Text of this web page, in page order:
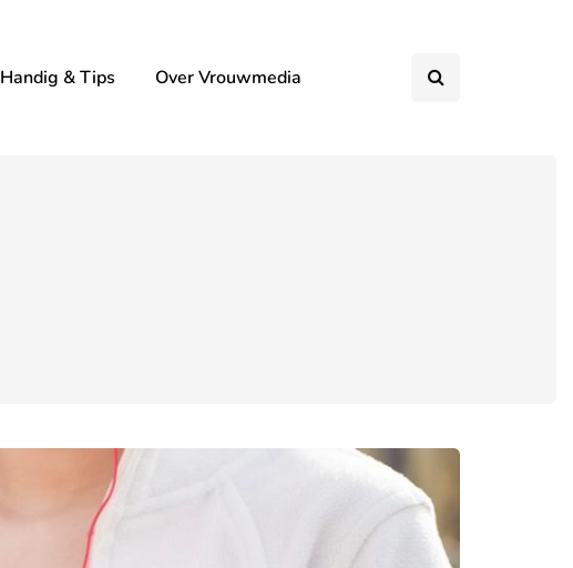
Handig & Tips Over Vrouwmedia